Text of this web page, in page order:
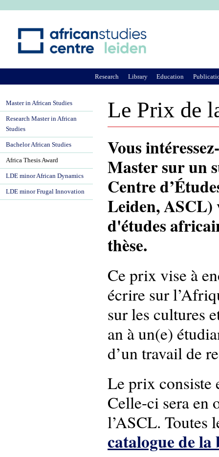
Le Prix de
Vous
Master sur un
Centre
Leiden, ASCL)
d'études
thèse.
Ce prix vise à
écrire sur
sur les cultures
an à un(e)
d’un travail de
Le prix consiste
Celle-ci sera en
l’ASCL. Toutes
catalogue de
Research Library Education
Master in African Studies
Research Master in African
Studies
Bachelor African Studies
Africa Thesis Award
LDE minor African Dynamics
LDE minor Frugal Innovation